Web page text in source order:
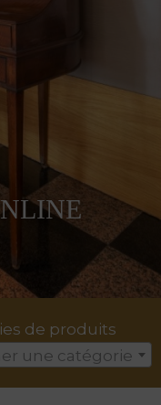
de produits
une catégorie